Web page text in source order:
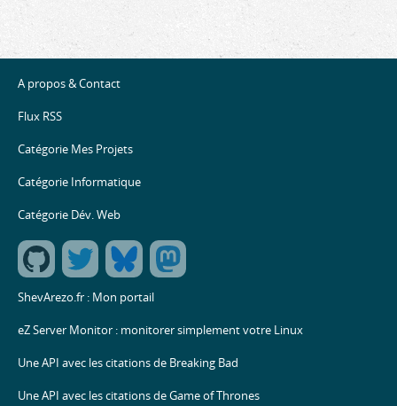
A propos & Contact
Flux RSS
Catégorie Mes Projets
Catégorie Informatique
Catégorie Dév. Web
ShevArezo.fr : Mon portail
eZ Server Monitor : monitorer simplement votre Linux
Une API avec les citations de Breaking Bad
Une API avec les citations de Game of Thrones